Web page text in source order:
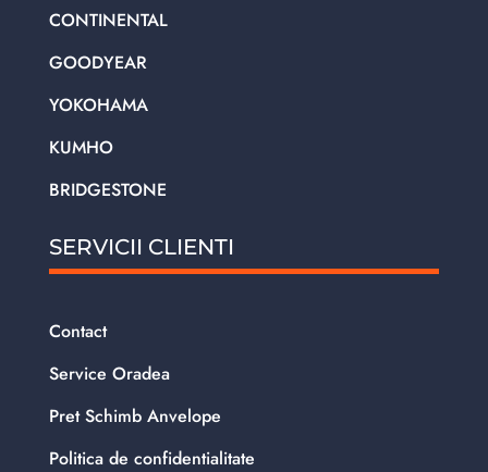
CONTINENTAL
GOODYEAR
YOKOHAMA
KUMHO
BRIDGESTONE
SERVICII CLIENTI
Contact
Service Oradea
Pret Schimb Anvelope
Politica de confidentialitate